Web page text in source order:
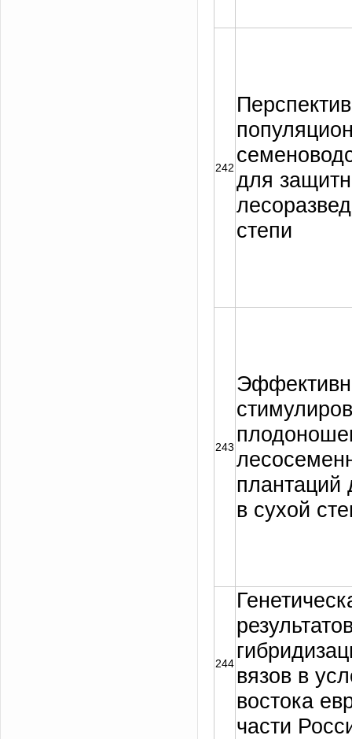
242 для
степи
243
плантаций
в сухой
244 вязов в
востока
части